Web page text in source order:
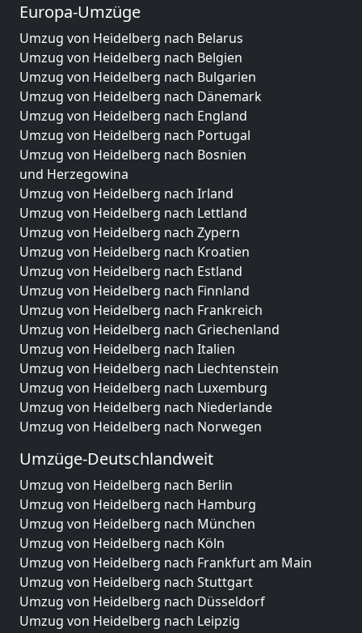
Europa-Umzüge
Umzug von Heidelberg nach Belarus
Umzug von Heidelberg nach Belgien
Umzug von Heidelberg nach Bulgarien
Umzug von Heidelberg nach Dänemark
Umzug von Heidelberg nach England
Umzug von Heidelberg nach Portugal
Umzug von Heidelberg nach Bosnien
und Herzegowina
Umzug von Heidelberg nach Irland
Umzug von Heidelberg nach Lettland
Umzug von Heidelberg nach Zypern
Umzug von Heidelberg nach Kroatien
Umzug von Heidelberg nach Estland
Umzug von Heidelberg nach Finnland
Umzug von Heidelberg nach Frankreich
Umzug von Heidelberg nach Griechenland
Umzug von Heidelberg nach Italien
Umzug von Heidelberg nach Liechtenstein
Umzug von Heidelberg nach Luxemburg
Umzug von Heidelberg nach Niederlande
Umzug von Heidelberg nach Norwegen
Umzüge-Deutschlandweit
Umzug von Heidelberg nach Berlin
Umzug von Heidelberg nach Hamburg
Umzug von Heidelberg nach München
Umzug von Heidelberg nach Köln
Umzug von Heidelberg nach Frankfurt am Main
Umzug von Heidelberg nach Stuttgart
Umzug von Heidelberg nach Düsseldorf
Umzug von Heidelberg nach Leipzig